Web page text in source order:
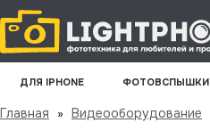
ДЛЯ IPHONE ФОТОВСПЫШКИ
Главная » Видеооборудование